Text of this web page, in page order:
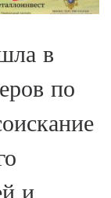
в
по
и